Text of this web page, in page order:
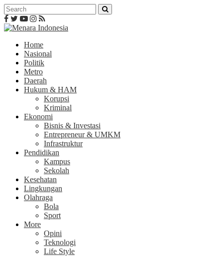
Home
Nasional
Politik
Metro
Daerah
Hukum & HAM
Korupsi
Kriminal
Ekonomi
Bisnis & Investasi
Entrepreneur & UMKM
Infrastruktur
Pendidikan
Kampus
Sekolah
Kesehatan
Lingkungan
Olahraga
Bola
Sport
More
Opini
Teknologi
Life Style